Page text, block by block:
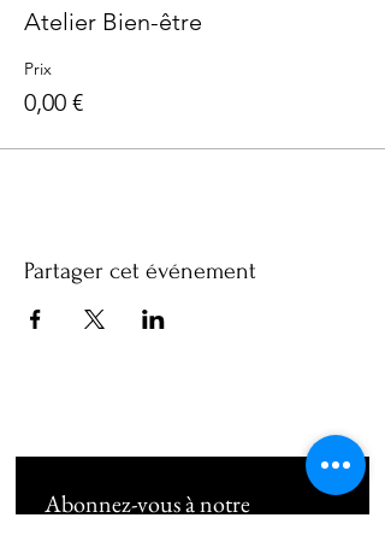
Atelier Bien-être
Prix
0,00 €
Partager cet événement
Abonnez-vous à notre